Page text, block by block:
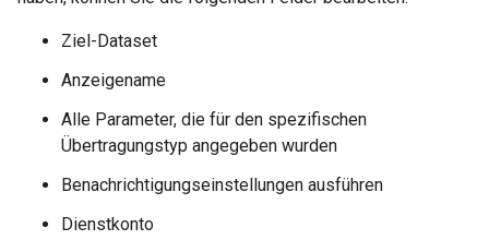
Ziel-Dataset
Anzeigename
Alle Parameter, die für den spezifischen
Übertragungstyp angegeben wurden
Benachrichtigungseinstellungen ausführen
Dienstkonto